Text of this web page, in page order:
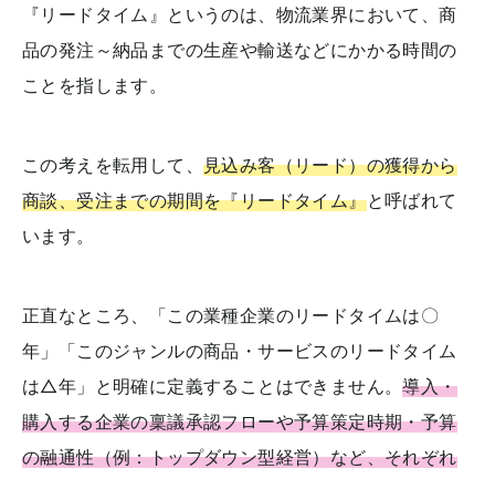
『リードタイム』というのは、物流業界において、商
品の発注～納品までの生産や輸送などにかかる時間の
ことを指します。
この考えを転用して、 見込み客（リード）の獲得から
商談、受注までの期間を『リードタイム』と呼ばれて
います。
正直なところ、「この業種企業のリードタイムは〇
年」「このジャンルの商品・サービスのリードタイム
は△年」と明確に定義することはできません。導入・
購入する企業の稟議承認フローや予算策定時期・予算
の融通性（例：トップダウン型経営）など、それぞれ